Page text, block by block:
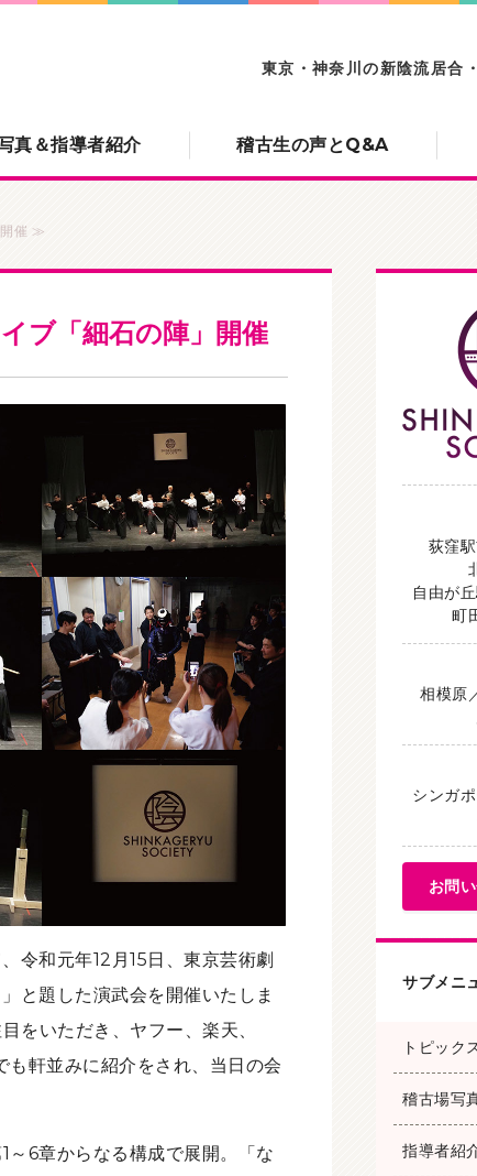
東京・神奈川の新陰流居合
真＆指導者紹介 稽古生の声とQ&A
開催 ≫
ブ「細石の陣」開催
令和元年12月15日、東京芸術劇
と題した演武会を開催いたしま
をいただき、ヤフー、楽天、
軒並みに紹介をされ、当日の会
～6章からなる構成で展開。「な
荻窪
自由が
町
相模原
シンガ
お問
サブメニ
トピック
稽古場写
指導者紹